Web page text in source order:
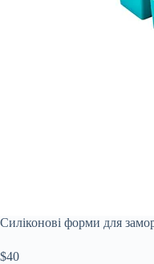
Силіконові форми для
$40